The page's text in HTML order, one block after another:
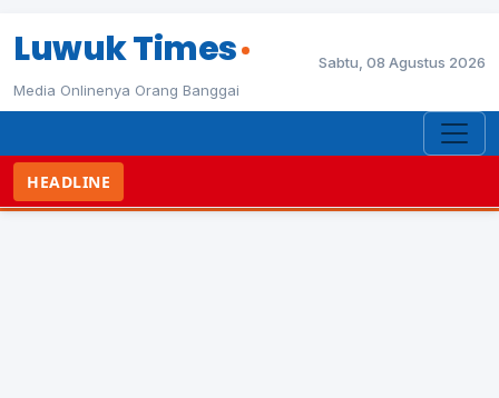
Luwuk Times
Media Onlinenya Orang Banggai
Sabtu, 08 Agustus 2026
HEADLINE